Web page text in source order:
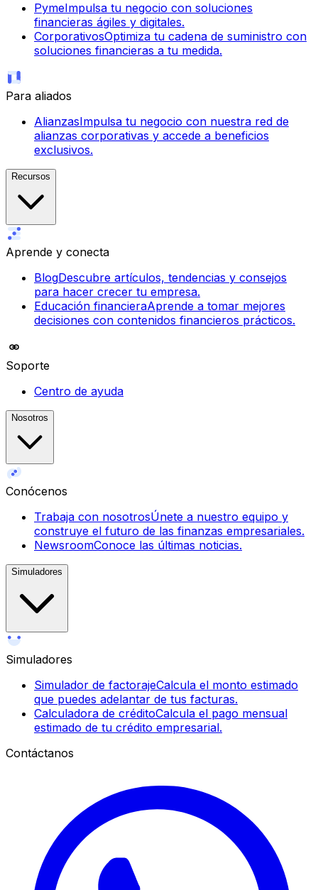
PymeImpulsa tu negocio con soluciones
financieras ágiles y digitales.
CorporativosOptimiza tu cadena de suministro con
soluciones financieras a tu medida.
Para aliados
AlianzasImpulsa tu negocio con nuestra red de
alianzas corporativas y accede a beneficios
exclusivos.
Recursos
Aprende y conecta
BlogDescubre artículos, tendencias y consejos
para hacer crecer tu empresa.
Educación financieraAprende a tomar mejores
decisiones con contenidos financieros prácticos.
Soporte
Centro de ayuda
Nosotros
Conócenos
Trabaja con nosotrosÚnete a nuestro equipo y
construye el futuro de las finanzas empresariales.
NewsroomConoce las últimas noticias.
Simuladores
Simuladores
Simulador de factorajeCalcula el monto estimado
que puedes adelantar de tus facturas.
Calculadora de créditoCalcula el pago mensual
estimado de tu crédito empresarial.
Contáctanos